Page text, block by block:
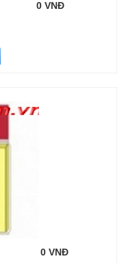
0 VNĐ
0 VNĐ